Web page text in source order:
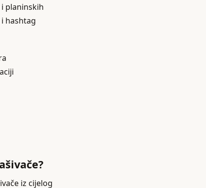
planinskih
hashtag
iz cijelog